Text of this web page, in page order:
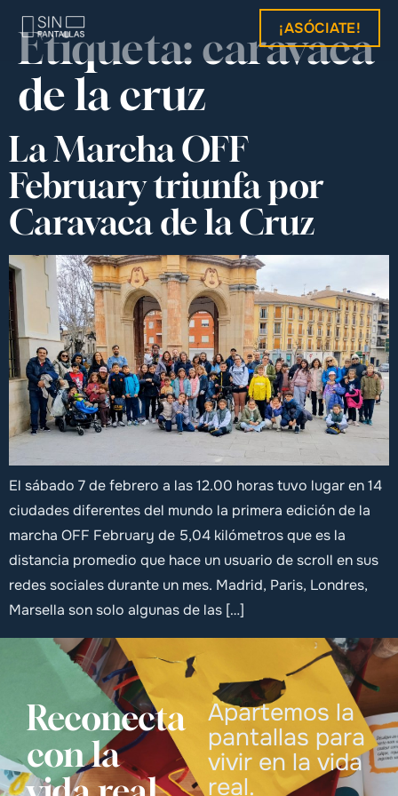
¡ASÓCIATE!
Etiqueta: caravaca
de la cruz
La Marcha OFF
February triunfa por
Caravaca de la Cruz
El sábado 7 de febrero a las 12.00 horas tuvo lugar en 14
ciudades diferentes del mundo la primera edición de la
marcha OFF February de 5,04 kilómetros que es la
distancia promedio que hace un usuario de scroll en sus
redes sociales durante un mes. Madrid, Paris, Londres,
Marsella son solo algunas de las […]
Reconecta
con la
Apartemos la
pantallas para
vivir en la vida
real.